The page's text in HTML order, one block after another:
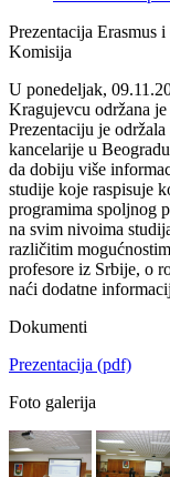
Prezentacija Erasmus
Komisija
U ponedeljak,
Kragujevcu održana
Prezentaciju je
kancelarije u
da dobiju više
studije koje raspisuje
programima spoljnog
na svim nivoima
različitim
profesore iz Srbije, o
naći dodatne
Dokumenti
Prezentacija (pdf)
Foto galerija